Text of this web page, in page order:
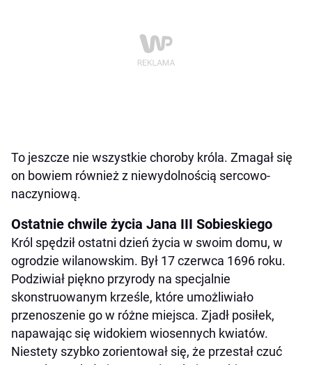
To jeszcze nie wszystkie choroby króla. Zmagał się
on bowiem również z niewydolnością sercowo-
naczyniową.
Ostatnie chwile życia Jana III Sobieskiego
Król spędził ostatni dzień życia w swoim domu, w
ogrodzie wilanowskim. Był 17 czerwca 1696 roku.
Podziwiał piękno przyrody na specjalnie
skonstruowanym krześle, które umożliwiało
przenoszenie go w różne miejsca. Zjadł posiłek,
napawając się widokiem wiosennych kwiatów.
Niestety szybko zorientował się, że przestał czuć